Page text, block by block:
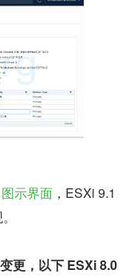
示界面 ，ESXi 9.1
更，以下 ESXi 8.0